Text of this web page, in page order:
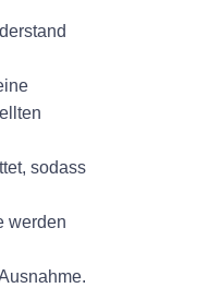
sodass
werden